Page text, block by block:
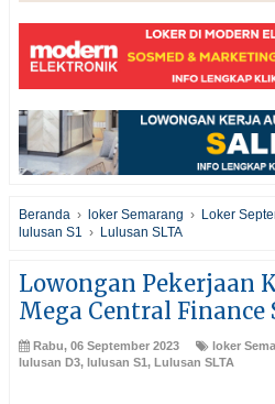
Beranda › loker Semarang › Loker
lulusan S1 › Lulusan SLTA
Lowongan Pekerjaan
Mega Central Finance
Rabu, 06 September 2023 loker
lulusan D3, lulusan S1 , Lulusan SLTA